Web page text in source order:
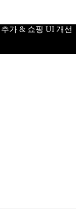
가 & 쇼핑 UI 개선